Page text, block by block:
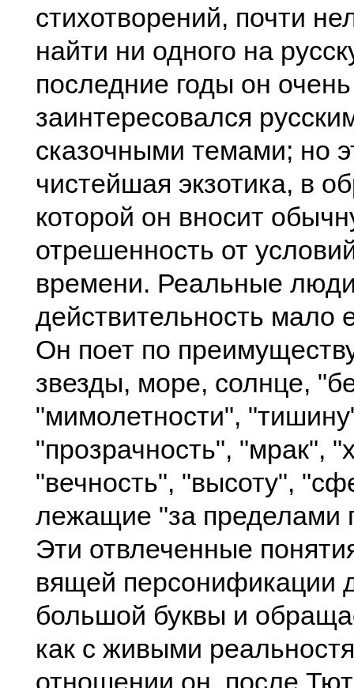
стихотворений, почти
найти ни одного на
последние годы он очень
заинтересовался
сказочными темами; но
чистейшая экзотика, в
которой он вносит
отрешенность от
времени. Реальные
действительность мало
Он поет по
звезды, море, солнце,
"мимолетности",
"прозрачность", "мрак",
"вечность", "высоту",
лежащие "за пределами
Эти отвлеченные
вящей персонификации
большой буквы и
как с живыми
отношении он, после